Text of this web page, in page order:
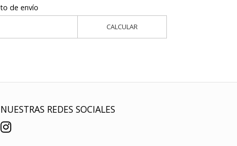
de envío
CALCULAR
NUESTRAS REDES SOCIALES